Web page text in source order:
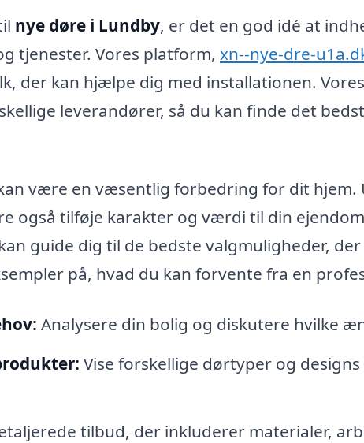
nye døre i Lundby, er det en god idé at
tjenester. Vores platform, xn--nye-dre-
der kan hjælpe dig med installationen.
leverandører, så du kan finde det
være en væsentlig forbedring for dit hjem.
også tilføje karakter og værdi til din
guide dig til de bedste valgmuligheder,
på, hvad du kan forvente fra en
Analysere din bolig og diskutere hvilke
Vise forskellige dørtyper og
tilbud, der inkluderer materialer,